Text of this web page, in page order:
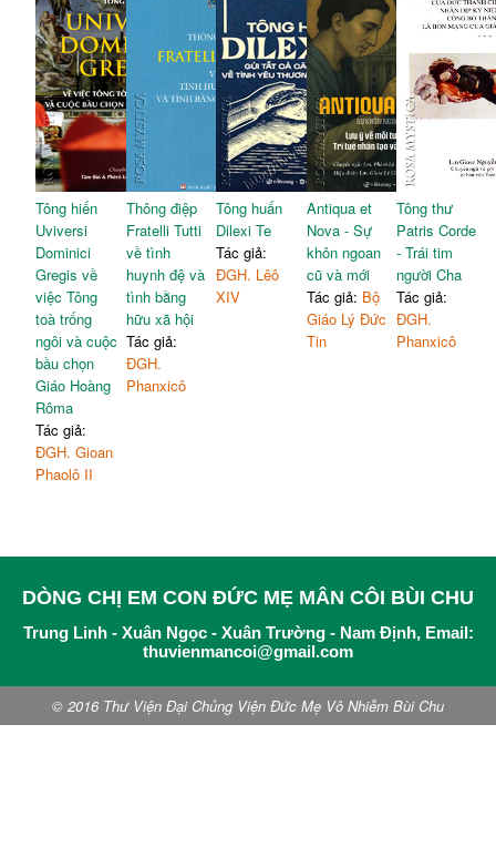
Tông hiến
Uviversi
Dominici
Gregis về
việc Tông
toà trống
ngôi và cuộc
bầu chọn
Giáo Hoàng
Rôma
Tác giả:
ĐGH. Gioan
Phaolô II
Thông điệp
Fratelli Tutti
về tình
huynh đệ và
tình bằng
hữu xã hội
Tác giả:
ĐGH.
Phanxicô
Tông huấn
Dilexi Te
Tác giả:
ĐGH. Lêô
XIV
Antiqua et
Nova - Sự
khôn ngoan
cũ và mới
Tác giả: Bộ
Giáo Lý Đức
Tin
Tông thư
Patris Corde
- Trái tim
người Cha
Tác giả:
ĐGH.
Phanxicô
DÒNG CHỊ EM CON ĐỨC MẸ MÂN CÔI BÙI CHU
Trung Linh - Xuân Ngọc - Xuân Trường - Nam Định, Email:
thuvienmancoi@gmail.com
© 2016 Thư Viện Đại Chủng Viện Đức Mẹ Vô Nhiễm Bùi Chu